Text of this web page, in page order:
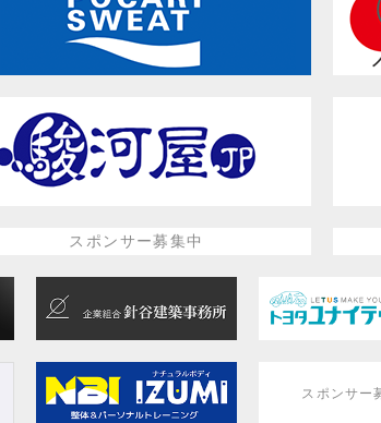
スポンサー募集中
スポンサー